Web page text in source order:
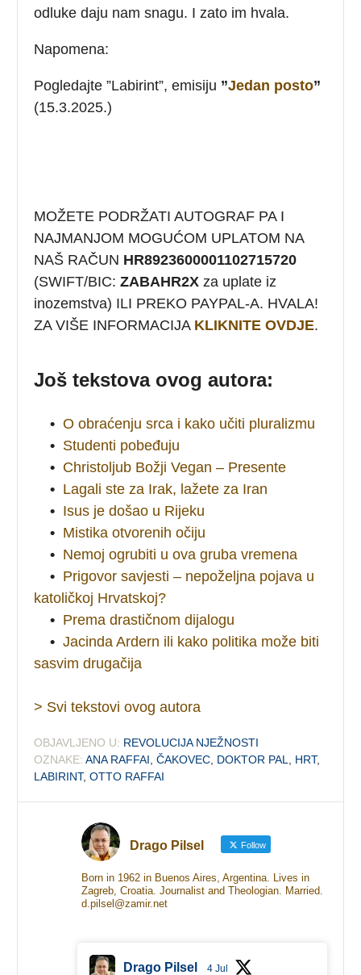
odluke daju nam snagu. I zato im hvala.
Napomena:
Pogledajte ”Labirint”, emisiju ”Jedan posto”
(15.3.2025.)
MOŽETE PODRŽATI AUTOGRAF PA I
NAJMANJOM MOGUĆOM UPLATOM NA
NAŠ RAČUN HR8923600001102715720
(SWIFT/BIC: ZABAHR2X za uplate iz
inozemstva) ILI PREKO PAYPAL-A. HVALA!
ZA VIŠE INFORMACIJA KLIKNITE OVDJE.
Još tekstova ovog autora:
• O obraćenju srca i kako učiti pluralizmu
• Studenti pobeđuju
• Christoljub Božji Vegan – Presente
• Lagali ste za Irak, lažete za Iran
• Isus je došao u Rijeku
• Mistika otvorenih očiju
• Nemoj ogrubiti u ova gruba vremena
• Prigovor savjesti – nepoželjna pojava u
katoličkoj Hrvatskoj?
• Prema drastičnom dijalogu
• Jacinda Ardern ili kako politika može biti
sasvim drugačija
> Svi tekstovi ovog autora
OBJAVLJENO U: REVOLUCIJA NJEŽNOSTI
OZNAKE: ANA RAFFAI ,ČAKOVEC DOKTOR PAL HRT,
LABIRINT,OTTO RAFFAI
Drago Pilsel Follow
Born in 1962 in Buenos Aires, Argentina. Lives in
Zagreb, Croatia. Journalist and Theologian. Married.
d.pilsel@zamir.net
Drago Pilsel 4 Jul